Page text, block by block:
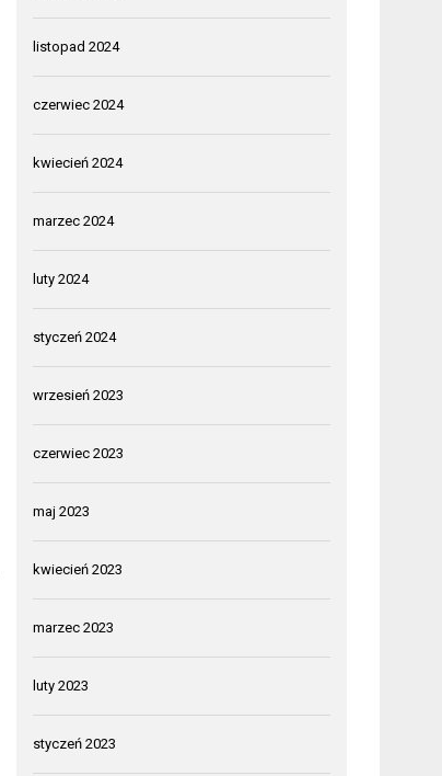
listopad 2024
czerwiec 2024
kwiecień 2024
marzec 2024
luty 2024
styczeń 2024
wrzesień 2023
czerwiec 2023
maj 2023
kwiecień 2023
marzec 2023
luty 2023
styczeń 2023